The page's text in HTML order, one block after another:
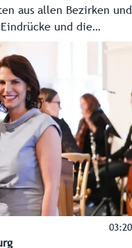
aus allen Bezirken und
und die
03:20